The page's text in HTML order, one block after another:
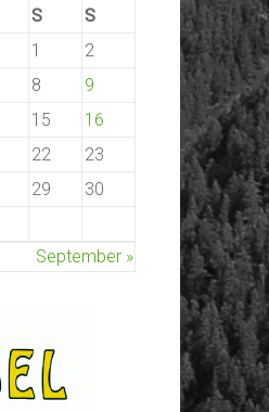
S
S
1
2
8
9
15
16
22
23
29
30
September »